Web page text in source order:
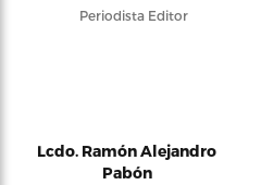
Periodista Editor
Lcdo. Ramón Alejandro
Pabón